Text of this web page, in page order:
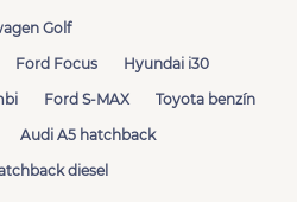
Golf
Ford Focus
Hyundai i30
Ford S-MAX
Toyota benzín
Audi A5 hatchback
diesel